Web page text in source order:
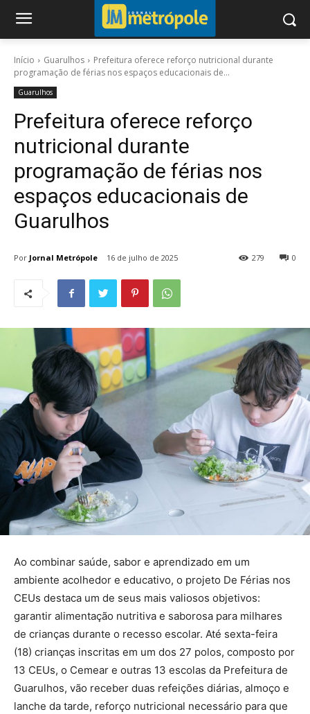
Início Guarulhos
Prefeitura oferece reforço nutricional durante
programação de férias nos espaços educacionais de...
Guarulhos
Prefeitura oferece reforço
nutricional durante
programação de férias nos
espaços educacionais de
Guarulhos
Por Jornal Metrópole 16 de julho de 2025 0
279
Ao combinar saúde, sabor e aprendizado em um
ambiente acolhedor e educativo, o projeto De Férias nos
CEUs destaca um de seus mais valiosos objetivos:
garantir alimentação nutritiva e saborosa para milhares
de crianças durante o recesso escolar. Até sexta-feira
(18) crianças inscritas em um dos 27 polos, composto por
13 CEUs, o Cemear e outras 13 escolas da Prefeitura de
Guarulhos, vão receber duas refeições diárias, almoço e
lanche da tarde, reforço nutricional necessário para que